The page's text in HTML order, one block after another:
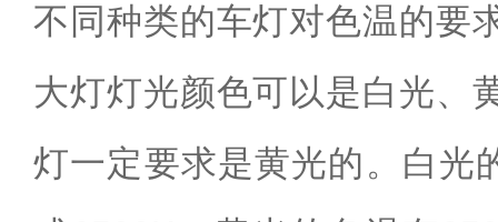
不同种类的车灯对色温的要
大灯灯光颜色可以是白光、
灯一定要求是黄光的。白光